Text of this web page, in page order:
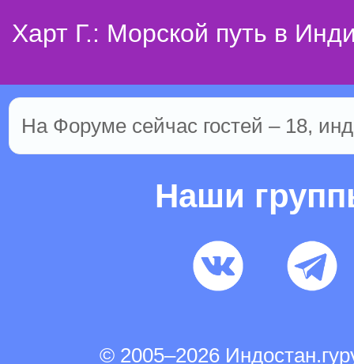
Харт Г.: Морской путь в
На Форуме сейчас гостей – 18,
Наши
© 2005–2026